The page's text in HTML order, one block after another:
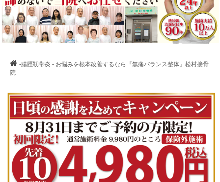
-腸脛靱帯炎 - お悩みを根本改善するなら『無痛バランス整体』松村接骨
院